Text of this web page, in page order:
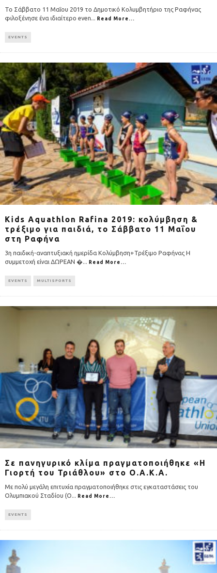
Το Σάββατο 11 Μαΐου 2019 το Δημοτικό Κολυμβητήριο της Ραφήνας
φιλοξένησε ένα ιδιαίτερο even... Read More...
EVENTS
Kids Aquathlon Rafina 2019: κολύμβηση &
τρέξιμο για παιδιά, το Σάββατο 11 Μαΐου
στη Ραφήνα
3η παιδική-αναπτυξιακή ημερίδα Κολύμβηση+Τρέξιμο Ραφήνας Η
συμμετοχή είναι ΔΩΡΕΑΝ �
Read More...
EVENTS MULTISPORTS
Σε πανηγυρικό κλίμα πραγματοποιήθηκε «Η
Γιορτή του Τριάθλου» στο Ο.Α.Κ.Α.
Με πολύ μεγάλη επιτυχία πραγματοποιήθηκε στις εγκαταστάσεις του
Ολυμπιακού Σταδίου (Ο
Read More...
EVENTS